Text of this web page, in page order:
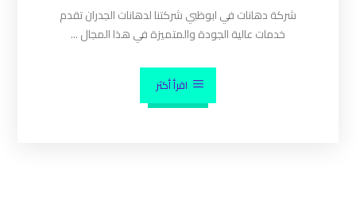
شركة دهانات في ابوظبي شركتنا لدهانات الجدران تقدم
خدمات عالية الجودة والمتميزة في هذا المجال ...
اقرأ أكثر